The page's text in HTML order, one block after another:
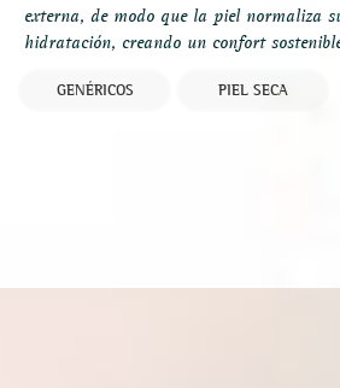
externa, de modo que la piel normaliza
hidratación, creando un confort
GENÉRICOS PIEL SECA